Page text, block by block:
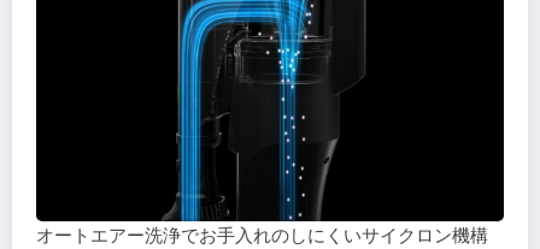
オートエアー洗浄でお手入れのしにくいサイクロン機構